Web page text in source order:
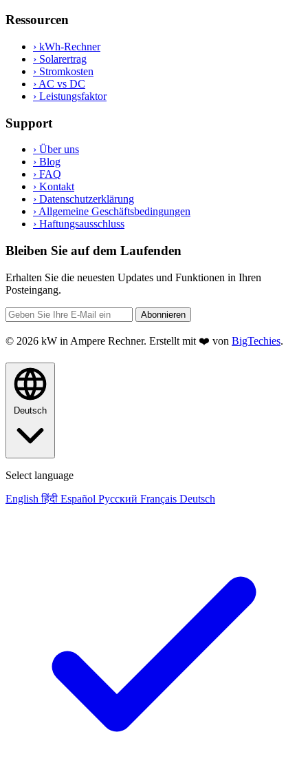
Ressourcen
› kWh-Rechner
› Solarertrag
› Stromkosten
› AC vs DC
› Leistungsfaktor
Support
› Über uns
› Blog
› FAQ
› Kontakt
› Datenschutzerklärung
› Allgemeine Geschäftsbedingungen
› Haftungsausschluss
Bleiben Sie auf dem Laufenden
Erhalten Sie die neuesten Updates und Funktionen in Ihren
Posteingang.
Abonnieren
© 2026 kW in Ampere Rechner. Erstellt mit ❤️ von BigTechies.
Deutsch
Select language
English हिंदी Español Русский Français Deutsch